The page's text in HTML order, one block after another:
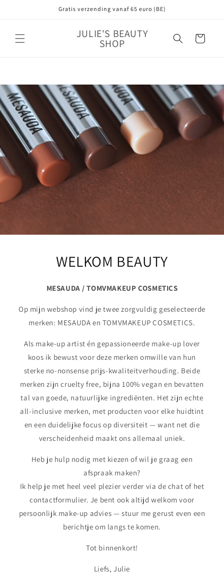
Gratis verzending vanaf 65 euro (BE)
JULIE'S BEAUTY
SHOP Winkelwagen
WELKOM BEAUTY
MESAUDA / TOMVMAKEUP COSMETICS
Op mijn webshop vind je twee zorgvuldig geselecteerde
merken: MESAUDA en TOMVMAKEUP COSMETICS.
Als make-up artist én gepassioneerde make-up lover
koos ik bewust voor deze merken omwille van hun
sterke no-nonsense prijs-kwaliteitverhouding. Beide
merken zijn cruelty free, bijna 100% vegan en bevatten
tal van goede, natuurlijke ingrediënten. Het zijn echte
all-inclusive merken, met producten voor elke huidtint
en een duidelijke focus op diversiteit — want net die
verscheidenheid maakt ons allemaal uniek.
Heb je hulp nodig met kiezen of wil je graag een
afspraak maken?
Ik help je met heel veel plezier verder via de chat of het
contactformulier. Je bent ook altijd welkom voor
persoonlijk make-up advies — stuur me gerust even een
berichtje om langs te komen.
Tot binnenkort!
Liefs, Julie